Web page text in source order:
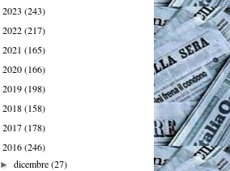
2023 (243)
2022(217)
2021 (165)
2020(166)
2019(198)
2018(158)
2017(178)
2016(246)
►dicembre(27)